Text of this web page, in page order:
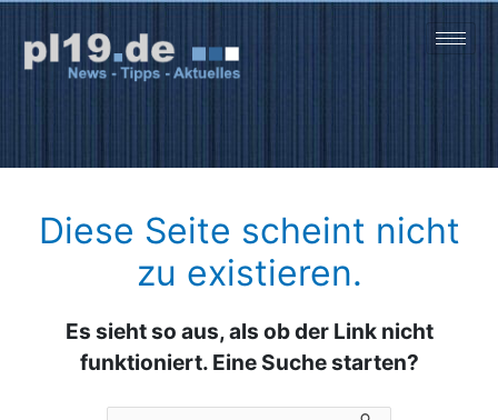
Zum
springen
Diese Seite scheint nicht
zu existieren.
Es sieht so aus, als ob der Link nicht
funktioniert. Eine Suche starten?